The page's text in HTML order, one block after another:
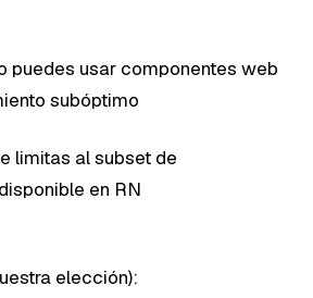
puedes usar componentes web
subóptimo
limitas al subset de
en RN
elección):